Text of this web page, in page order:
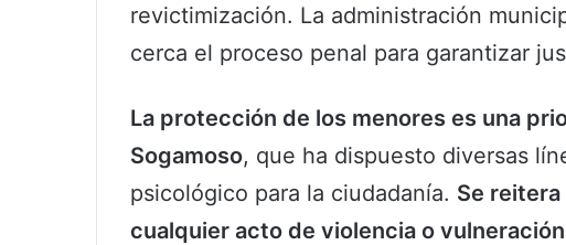
revictimización. La administración
cerca el proceso penal para garantizar
La protección de los menores es una
Sogamoso, que ha dispuesto diversas
psicológico para la ciudadanía. Se
cualquier acto de violencia o